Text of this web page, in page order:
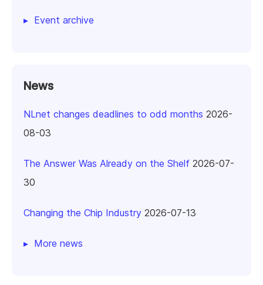
Event archive
News
NLnet changes deadlines to odd months 2026-
08-03
The Answer Was Already on the Shelf 2026-07-
30
Changing the Chip Industry 2026-07-13
More news